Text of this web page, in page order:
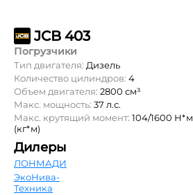
JCB 403
Погрузчики
Тип двигателя: Дизель
Количество цилиндров: 4
Объем двигателя: 2800 см³
Макс. мощность: 37 л.с.
Макс. крутящий момент: 104/1600 Н*м
(кг*м)
Дилеры
ЛОНМАДИ
ЭкоНива-
Техника